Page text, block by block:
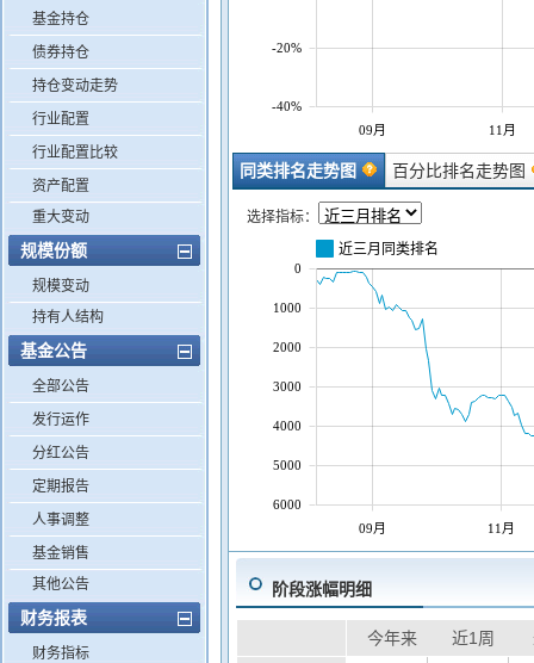
基金持仓
债券持仓
持仓变动走势
行业配置
行业配置比较
资产配置
重大变动
规模份额
规模变动
持有人结构
基金公告
全部公告
发行运作
分红公告
定期报告
人事调整
基金销售
其他公告
财务报表
财务指标
09月 11月
-40%
-20%
同类排名走势图 百分比排名走势图
选择指标：
近三月同类排名
09月 11月
0
1000
2000
3000
4000
5000
6000
阶段涨幅明细
今年来
近1周